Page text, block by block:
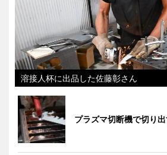
溶接人杯に出品した佐藤彰さん
プラズマ切断機で切り